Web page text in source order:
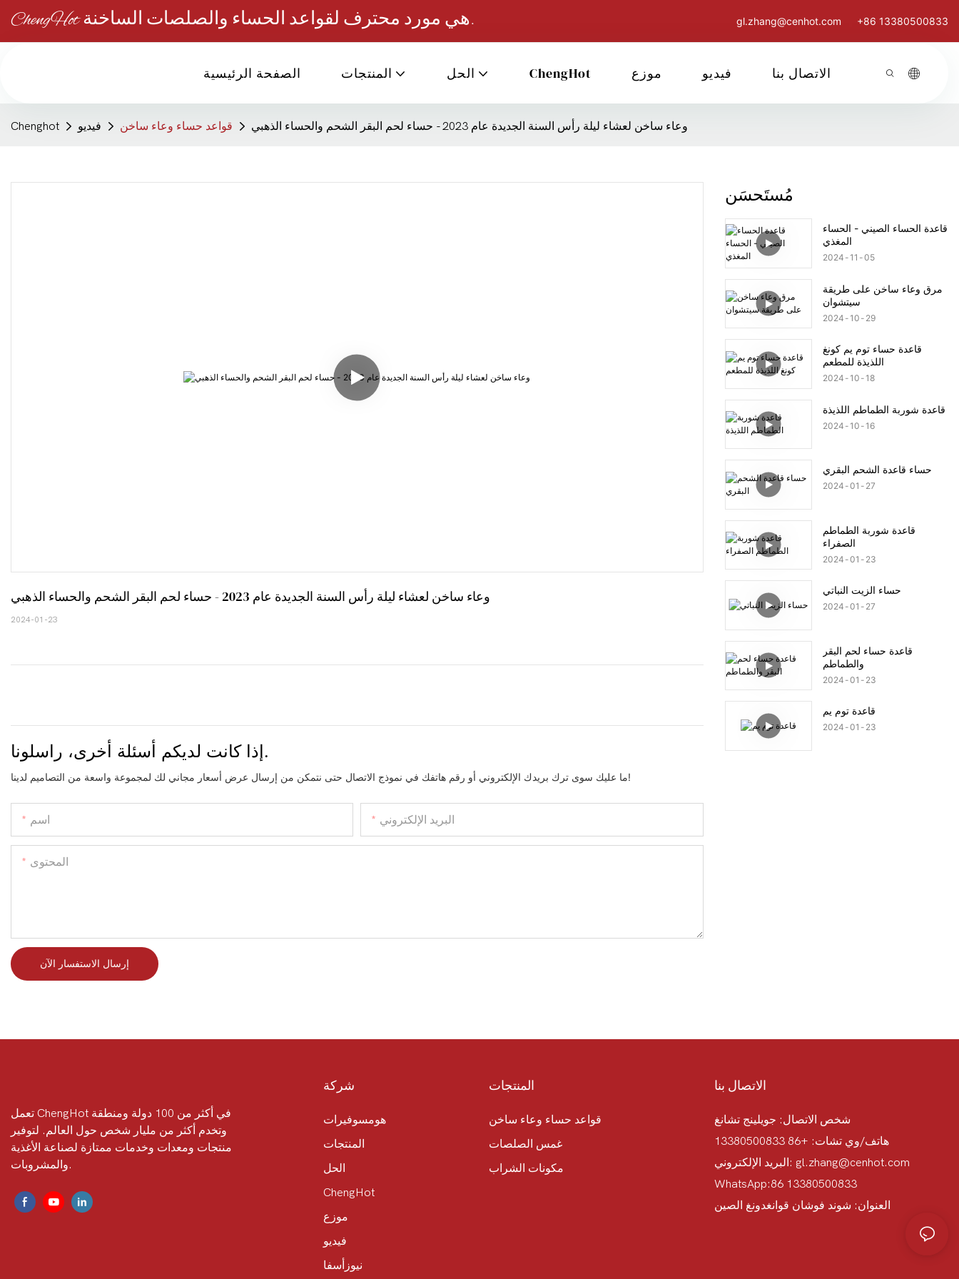
ChengHot هي مورد محترف لقواعد الحساء والصلصات الساخنة. gl.zhang@cenhot.com +86 13380500833
الصفحة الرئيسية المنتجات الحل ChengHot موزع فيديو الاتصال بنا
Chenghot فيديو قواعد حساء وعاء ساخن وعاء ساخن لعشاء ليلة رأس السنة الجديدة عام 2023 - حساء لحم البقر الشحم والحساء الذهبي
وعاء ساخن لعشاء ليلة رأس السنة الجديدة عام 2023 - حساء لحم البقر الشحم والحساء الذهبي
2024-01-23
إذا كانت لديكم أسئلة أخرى، راسلونا.
ما عليك سوى ترك بريدك الإلكتروني أو رقم هاتفك في نموذج الاتصال حتى نتمكن من إرسال عرض أسعار مجاني لك لمجموعة واسعة من التصاميم لدينا!
اسم البريد الإلكتروني
المحتوى
إرسال الاستفسار الآن
مُستَحسَن
قاعدة الحساء الصيني - الحساء
المغذي
2024 11 05
مرق وعاء ساخن على طريقة
سيتشوان
2024 10 29
قاعدة حساء توم يم كونغ
اللذيذة للمطعم
2024 10 18
قاعدة شوربة الطماطم اللذيذة
2024 10 16
حساء قاعدة الشحم البقري
2024 01 27
قاعدة شوربة الطماطم
الصفراء
2024 01 23
حساء الزيت النباتي
2024 01 27
قاعدة حساء لحم البقر
والطماطم
2024 01 23
قاعدة توم يم
2024 01 23
تعمل ChengHot في أكثر من 100 دولة ومنطقة
وتخدم أكثر من مليار شخص حول العالم. لتوفير
منتجات ومعدات وخدمات ممتازة لصناعة الأغذية
والمشروبات.
شركة
هومسوفيرات
المنتجات
الحل
ChengHot
موزع
فيديو
نيوزأسفا
المنتجات
قواعد حساء وعاء ساخن
غمس الصلصات
مكونات الشراب
الاتصال بنا
شخص الاتصال: جويلينج تشانغ
هاتف/وي تشات: +86 13380500833
البريد الإلكتروني: gl.zhang@cenhot.com
WhatsApp:86 13380500833
العنوان: شوند فوشان قوانغدونغ الصين